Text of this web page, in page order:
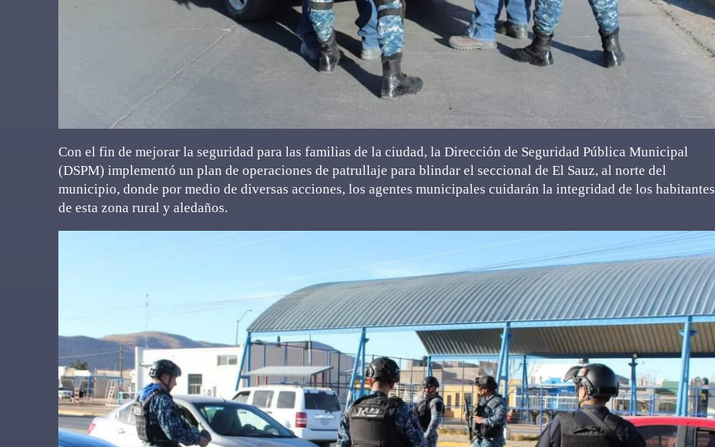
Con el fin de mejorar la seguridad para las familias de la ciudad, la Dirección de Seguridad Pública Municipal
(DSPM) implementó un plan de operaciones de patrullaje para blindar el seccional de El Sauz, al norte del
municipio, donde por medio de diversas acciones, los agentes municipales cuidarán la integridad de los habitantes
de esta zona rural y aledaños.